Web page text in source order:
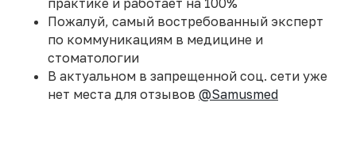
практике и работает на 100%
Пожалуй, самый востребованный эксперт
по коммуникациям в медицине и
стоматологии
В актуальном в запрещенной соц. сети уже
нет места для отзывов @Samusmed
ВСЕГДА
РЕЗУЛЬТАТ
ВОПРОС -